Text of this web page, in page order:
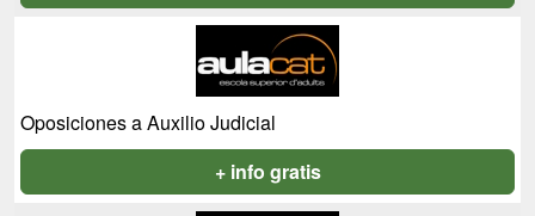
Oposiciones a Auxilio Judicial
+ info gratis